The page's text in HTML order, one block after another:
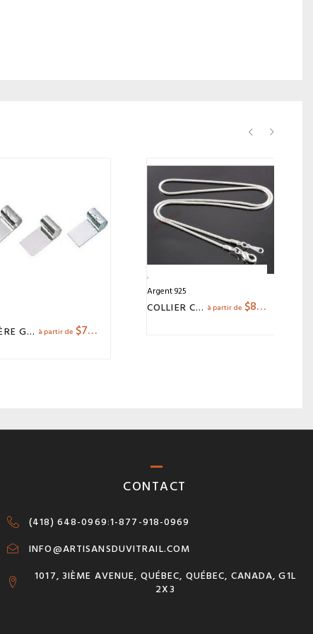
BELIÈRE GRAND TUBE à partir de $7.75
Argent 925
COLLIER CHAINE à partir de $8.95
CONTACT
(418) 648-0969:1-877-918-0969
INFO@ARTISANSDUVITRAIL.COM
1017, 3IÈME AVENUE, QUÉBEC, QUÉBEC, CANADA, G1L
2X3